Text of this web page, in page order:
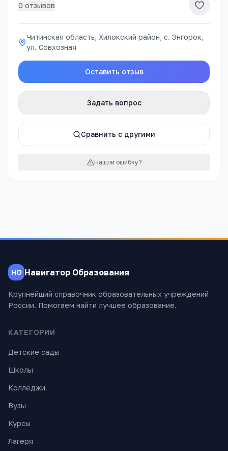
0 отзывов
Читинская область, Хилокский район, с. Энгорок,
ул. Совхозная
Оставить отзыв
Задать вопрос
Сравнить с другими
Нашли ошибку?
НО Навигатор Образования
Крупнейший справочник образовательных учреждений
России. Помогаем найти лучшее образование.
КАТЕГОРИИ
Детские сады
Школы
Колледжи
Вузы
Курсы
Лагеря